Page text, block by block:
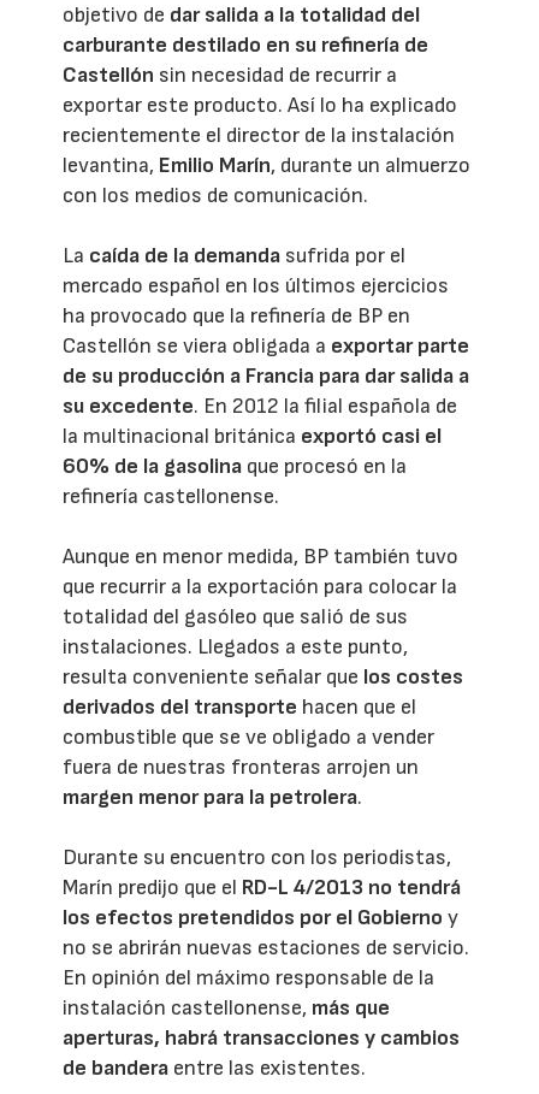
objetivo de dar salida a la totalidad del
carburante destilado en su refinería de
Castellón sin necesidad de recurrir a
exportar este producto. Así lo ha explicado
recientemente el director de la instalación
levantina, Emilio Marín, durante un almuerzo
con los medios de comunicación.
La caída de la demanda sufrida por el
mercado español en los últimos ejercicios
ha provocado que la refinería de BP en
Castellón se viera obligada a exportar parte
de su producción a Francia para dar salida a
su excedente. En 2012 la filial española de
la multinacional británica exportó casi el
60% de la gasolina que procesó en la
refinería castellonense.
Aunque en menor medida, BP también tuvo
que recurrir a la exportación para colocar la
totalidad del gasóleo que salió de sus
instalaciones. Llegados a este punto,
resulta conveniente señalar que los costes
derivados del transporte hacen que el
combustible que se ve obligado a vender
fuera de nuestras fronteras arrojen un
margen menor para la petrolera.
Durante su encuentro con los periodistas,
Marín predijo que el RD-L 4/2013 no tendrá
los efectos pretendidos por el Gobierno y
no se abrirán nuevas estaciones de servicio.
En opinión del máximo responsable de la
instalación castellonense, más que
aperturas, habrá transacciones y cambios
de bandera entre las existentes.